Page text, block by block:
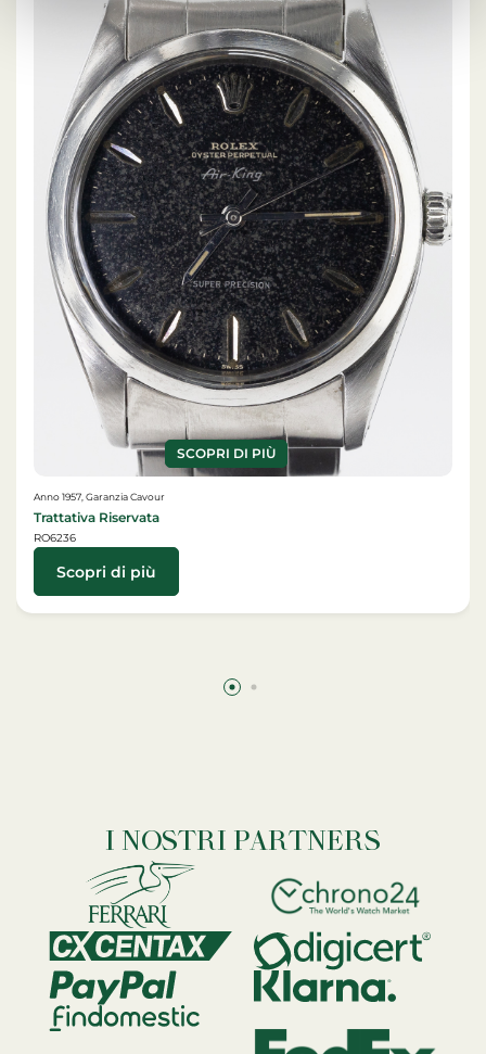
SCOPRI DI PIÙ
Anno 1957, Garanzia Cavour
Trattativa Riservata
RO6236
Scopri di più
I NOSTRI PARTNERS